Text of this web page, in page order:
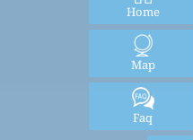
Home
Map
Faq